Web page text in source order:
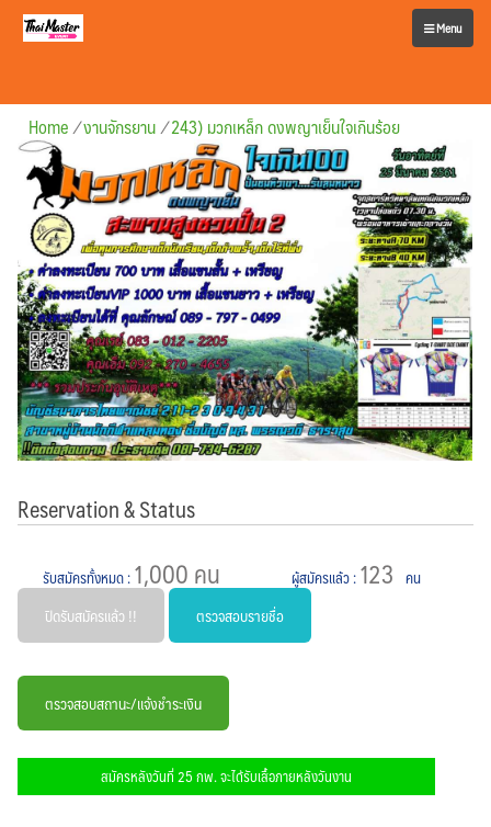
Menu
Home/งานจักรยาน/243) มวกเหล็ก ดงพญาเย็นใจเกินร้อย
Reservation & Status
รับสมัครทั้งหมด:1,000 คน ผู้สมัครแล้ว:123 คน
ปิดรับสมัครแล้ว !! ตรวจสอบรายชื่อ
ตรวจสอบสถานะ/แจ้งชำระเงิน
สมัครหลังวันที่ 25 กพ. จะได้รับเสื้อภายหลังวันงาน